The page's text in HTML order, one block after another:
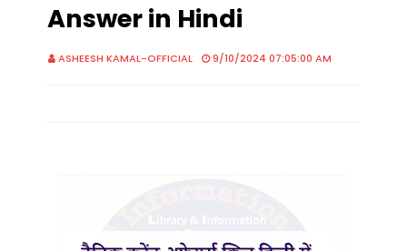
Answer in Hindi
ASHEESH KAMAL-OFFICIAL 9/10/2024 07:05:00 AM